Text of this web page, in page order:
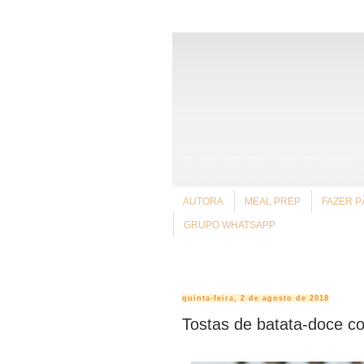
AUTORA MEAL PREP FAZER
GRUPO WHATSAPP
quinta-feira, 2 de agosto de 2018
Tostas de batata-doce